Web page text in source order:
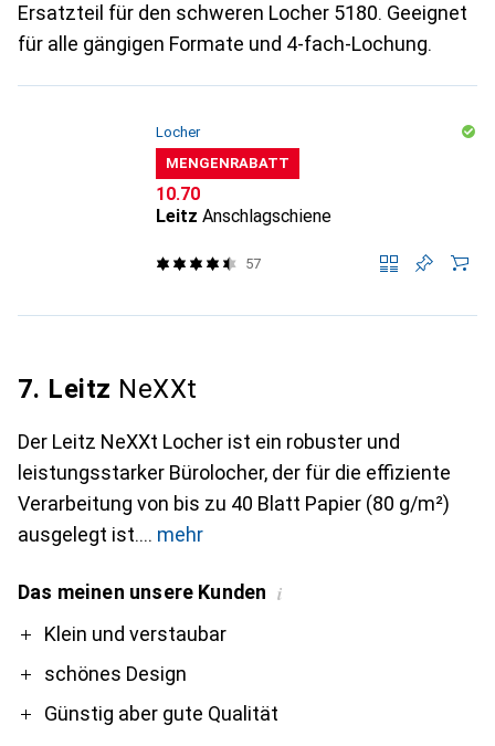
Ersatzteil für den schweren Locher 5180. Geeignet
für alle gängigen Formate und 4-fach-Lochung.
Locher
MENGENRABATT
CHF
10.70
Leitz Anschlagschiene
57
7. Leitz NeXXt
Der Leitz NeXXt Locher ist ein robuster und
leistungsstarker Bürolocher, der für die effiziente
Verarbeitung von bis zu 40 Blatt Papier (80 g/m²)
ausgelegt ist.
mehr
Das meinen unsere Kunden i
ProKlein und verstaubar
schönes Design
Günstig aber gute Qualität